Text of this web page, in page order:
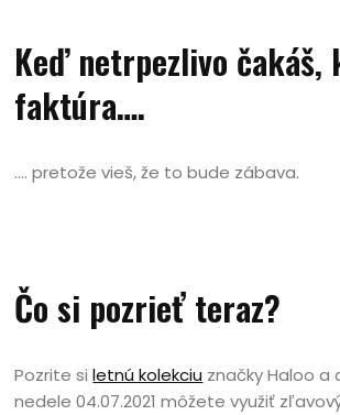
Keď netrpezlivo čakáš,
faktúra….
…. pretože vieš, že to bude zábava.
Čo si pozrieť teraz?
Pozrite siletnú kolekciu značky Haloo a
nedele 04.07.2021 môžete využiť zľavový